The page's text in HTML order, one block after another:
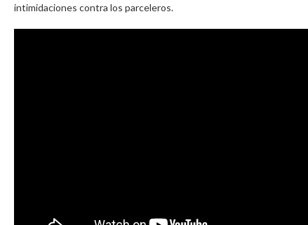
intimidaciones contra los parceleros.